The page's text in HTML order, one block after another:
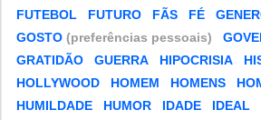
FUTEBOL
FUTURO FÃS FÉ
GOSTO (preferências pessoais)
GRATIDÃO
GUERRA HIPOCRISIA
HOLLYWOOD
HOMEM HOMENS
HUMILDADE
HUMOR IDADE IDEAL